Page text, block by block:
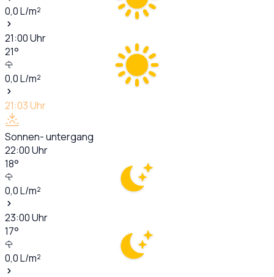
0,0L/m²
21:00Uhr
21°
0,0L/m²
21:03Uhr
Sonnen- untergang
22:00Uhr
18°
0,0L/m²
23:00Uhr
17°
0,0L/m²